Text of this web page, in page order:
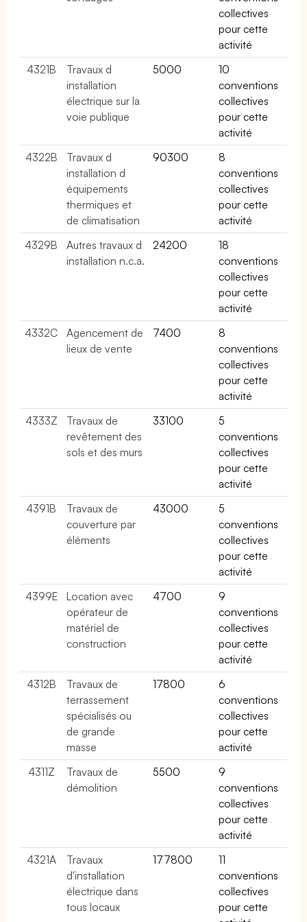
collectives
pour cette
activité
4321B
Travaux d
installation
électrique sur la
voie publique
5000
10
conventions
collectives
pour cette
activité
4322B
Travaux d
installation d
équipements
thermiques et
de climatisation
90300
8
conventions
collectives
pour cette
activité
4329B
Autres travaux d
installation n.c.a.
24200
18
conventions
collectives
pour cette
activité
4332C
Agencement de
lieux de vente
7400
8
conventions
collectives
pour cette
activité
4333Z
Travaux de
revêtement des
sols et des murs
33100
5
conventions
collectives
pour cette
activité
4391B
Travaux de
couverture par
éléments
43000
5
conventions
collectives
pour cette
activité
4399E
Location avec
opérateur de
matériel de
construction
4700
9
conventions
collectives
pour cette
activité
4312B
Travaux de
terrassement
spécialisés ou
de grande
masse
17800
6
conventions
collectives
pour cette
activité
4311Z
Travaux de
démolition
5500
9
conventions
collectives
pour cette
activité
4321A
Travaux
d'installation
électrique dans
tous locaux
177800
11
conventions
collectives
pour cette